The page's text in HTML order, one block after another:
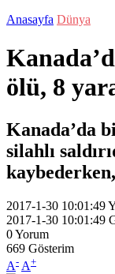
Anasayfa Dünya
ölü, 8
Kanada’da
silahlı
2017-1-30 10:01:49
2017-1-30 10:01:49
0Yorum
669 Gösterim
A- A+